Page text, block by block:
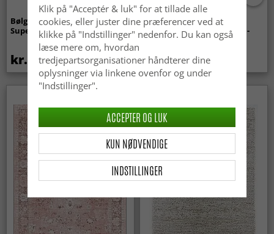
Bølget ryatæppe - Aranga
Super Soft Fur (beige)
kr.369
Tæpper til
indendørs/udendørs brug -
Arlo (beige)
kr.449
Klik på "Acceptér & luk" for at tillade alle
cookies, eller juster dine præferencer ved at
klikke på "Indstillinger" nedenfor. Du kan også
læse mere om, hvordan
tredjepartsorganisationer håndterer dine
oplysninger via linkene ovenfor og under
"Indstillinger".
INDSTILLINGER
KUN NØDVENDIGE
ACCEPTER OG LUK